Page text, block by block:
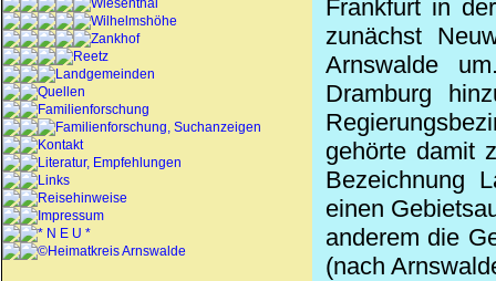
Wiesenthal
Wilhelmshöhe
Zankhof
Reetz
Landgemeinden
Quellen
Familienforschung
Familienforschung, Suchanzeigen
Kontakt
Literatur, Empfehlungen
Links
Reisehinweise
Impressum
* N E U *
©Heimatkreis Arnswalde
Frankfurt in
zunächst
Arnswalde
Dramburg
gehörte damit
Bezeichnung
einen
anderem die
(nach